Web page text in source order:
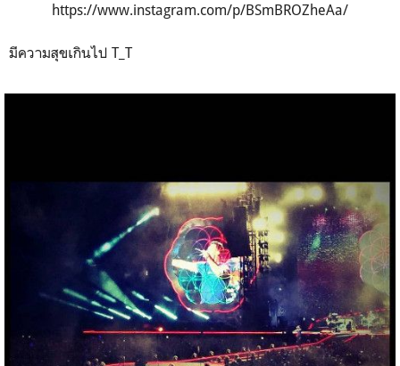
https://www.instagram.com/p/BSmBROZheAa/
มีความสุขเกินไป T_T